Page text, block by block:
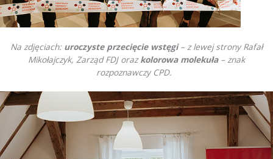
Na zdjęciach: uroczyste przecięcie wstęgi– z lewej strony Rafał
Mikołajczyk, Zarząd FDJ orazkolorowa molekuła– znak
rozpoznawczy CPD.